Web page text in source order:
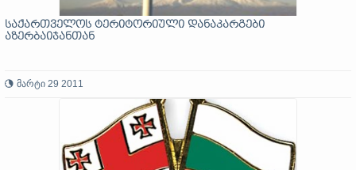
საქართველოს ტერიტორიული დანაკარგები
აზერბაიჯანთან
მარტი 29 2011